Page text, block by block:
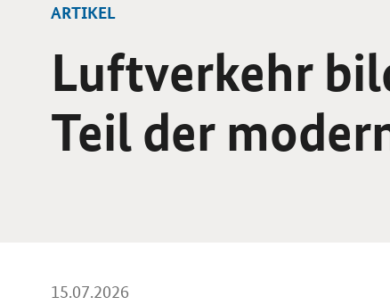
ARTIKEL
Luftverkehr
Teil der
15.07.2026